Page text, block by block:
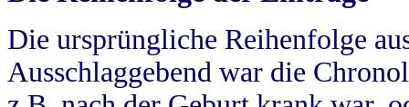
Die ursprüngliche Reihenfolge
Ausschlaggebend war die